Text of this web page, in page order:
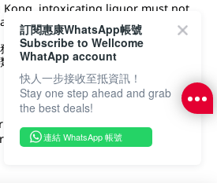
Kong, intoxicating liquor must not
minor (under 18) in the course of
過程中，向未成年人 (18 歲以下人士)
。
DFI零售集團
Place. The Dairy Farm Company
訂閱惠康WhatsApp帳號
Subscribe to Wellcome
WhatApp account
快人一步接收至抵資訊！
Stay one step ahead and grab
the best deals!
連結 WhatsApp 帳號